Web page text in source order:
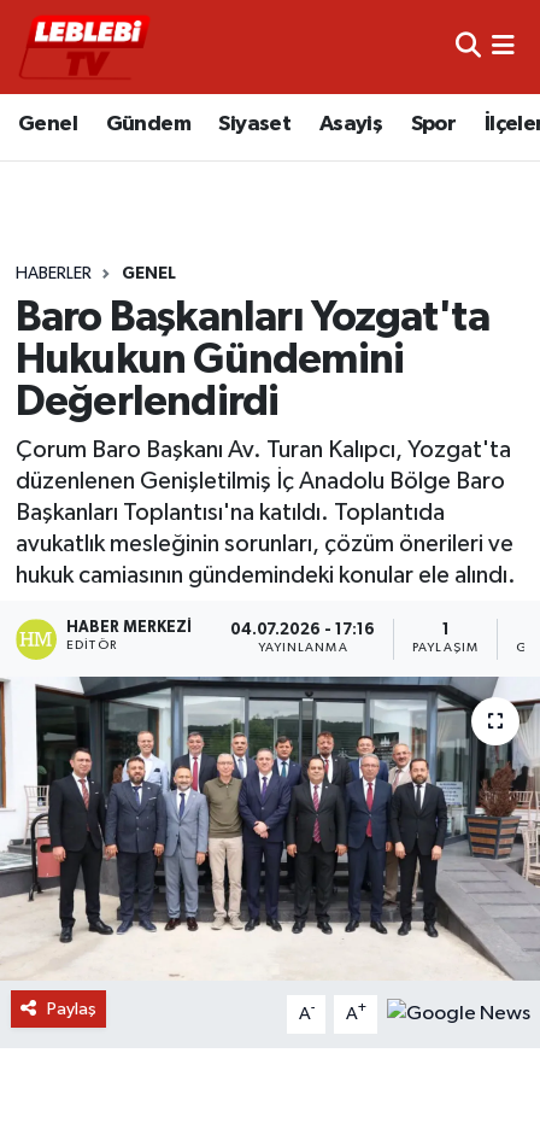
Genel Gündem Siyaset Asayiş Spor
HABERLER GENEL
Baro Başkanları Yozgat'ta
Hukukun Gündemini
Değerlendirdi
Çorum Baro Başkanı Av. Turan Kalıpcı, Yozgat'ta
düzenlenen Genişletilmiş İç Anadolu Bölge Baro
Başkanları Toplantısı'na katıldı. Toplantıda
avukatlık mesleğinin sorunları, çözüm önerileri ve
hukuk camiasının gündemindeki konular ele alındı.
HABER MERKEZI
EDITÖR
04.07.2026 - 17:16
YAYINLANMA
1
PAYLAŞIM
Paylaş A- A+
Hava Durumu
Süper Lig Puan Durumu ve Fikstür
Tüm Manşetler
Son Dakika Haberleri
Haber Arşivi